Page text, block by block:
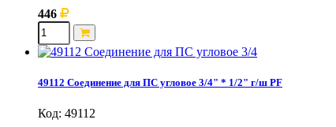
446
49112 Соединение для ПС угловое 3/4" * 1/2" г/ш PF
Код: 49112